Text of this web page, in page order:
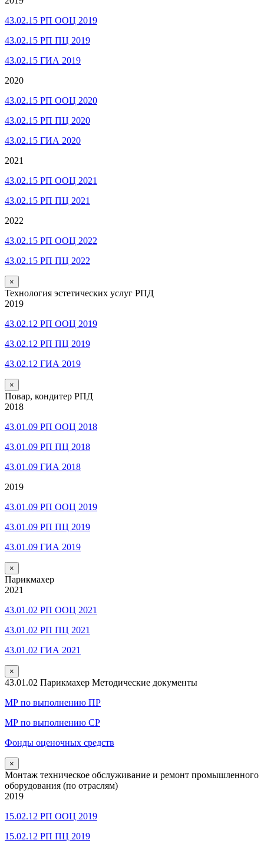
43.02.15 РП ООЦ 2019
43.02.15 РП ПЦ 2019
43.02.15 ГИА 2019
2020
43.02.15 РП ООЦ 2020
43.02.15 РП ПЦ 2020
43.02.15 ГИА 2020
2021
43.02.15 РП ООЦ 2021
43.02.15 РП ПЦ 2021
2022
43.02.15 РП ООЦ 2022
43.02.15 РП ПЦ 2022
×
Технология эстетических услуг РПД
2019
43.02.12 РП ООЦ 2019
43.02.12 РП ПЦ 2019
43.02.12 ГИА 2019
×
Повар, кондитер РПД
2018
43.01.09 РП ООЦ 2018
43.01.09 РП ПЦ 2018
43.01.09 ГИА 2018
2019
43.01.09 РП ООЦ 2019
43.01.09 РП ПЦ 2019
43.01.09 ГИА 2019
×
Парикмахер
2021
43.01.02 РП ООЦ 2021
43.01.02 РП ПЦ 2021
43.01.02 ГИА 2021
×
43.01.02 Парикмахер Методические документы
МР по выполнению ПР
МР по выполнению СР
Фонды оценочных средств
×
Монтаж техническое обслуживание и ремонт промышленного
оборудования (по отраслям)
2019
15.02.12 РП ООЦ 2019
15.02.12 РП ПЦ 2019